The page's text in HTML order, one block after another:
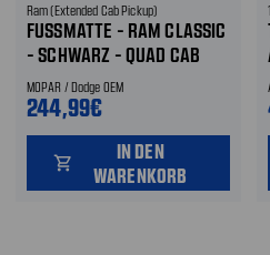
Ram (Extended Cab Pickup)
FUSSMATTE - RAM CLASSIC -
SCHWARZ - QUAD CAB
HINTEN
MOPAR / Dodge OEM
244,99€
shopping_cart
IN DEN
WARENKORB